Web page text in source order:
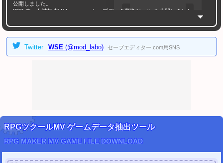
公開しました。
[PC] 真・女神転生V Vengeance セーブデータ変換ツール
を公開しました。
[PC]ペルソナ3 ポータブル チェックサム修正ツールを公開しました。
2024/02/11
ペルソナ3 リロード セーブデータ変換ツール
2021/01/24
RPGツクールMZ (RPGツクールシリーズ最新作) 関連ツール 近日公開予定
2020/12/24
Twitter WSE (@mod_labo) セーブエディター.com用SNS
RPGツクールMV ゲームデータ抽出ツール
RPG MAKER MV GAME FILE DOWNLOAD